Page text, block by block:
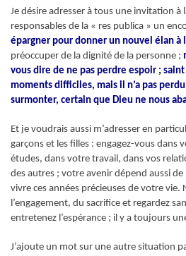
Je désire adresser à tous une invitation à
responsables de la « res publica » un
épargner pour donner un nouvel élan à
préoccuper de la dignité de la personne ;
vous dire de ne pas perdre espoir ; saint
moments difficiles, mais il n’a pas
surmonter, certain que Dieu ne nous
Et je voudrais aussi m’adresser en
garçons et les filles : engagez-vous dans
études, dans votre travail, dans vos
des autres ; votre avenir dépend aussi
vivre ces années précieuses de votre vie.
l’engagement, du sacrifice et regardez
entretenez l’espérance ; il y a toujours
J’ajoute un mot sur une autre situation